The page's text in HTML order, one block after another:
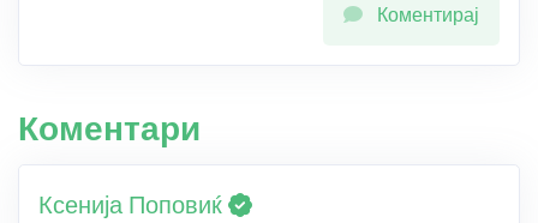
Коментирај
Коментари
Ксенија Поповиќ